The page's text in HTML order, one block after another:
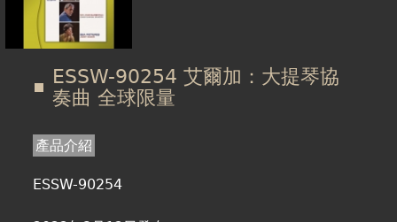
ESSW-90254 艾爾加：大提琴協
奏曲 全球限量
產品介紹
ESSW-90254